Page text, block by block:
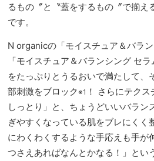
るもの〞と〝蓋をするもの〞で揃え
です。
N organicの「モイスチュア＆バラ
「モイスチュア＆バランシング セ
をたっぷりとうるおいで満たして、
部刺激をブロック※1 ！ さらにテク
しっとり」と、ちょうどいいバラン
ぎやすくなっている肌をブレにくく
にわくわくするような手応えも手が
つさえあればなんとかなる！」とい